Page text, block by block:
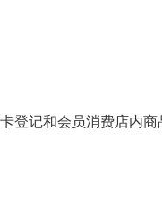
登记和会员消费店内